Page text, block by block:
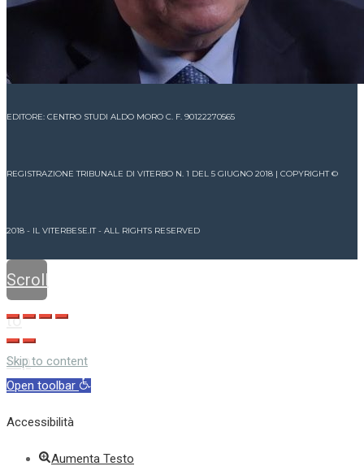
EDITORE: CENTRO STUDI ALDO MORO C. F. 90122270565
REGISTRAZIONE TRIBUNALE DI VITERBO N. 1 DEL 5 GIUGNO 2018 | COPYRIGHT ©
2018 - IL VITERBESE.IT - ALL RIGHTS RESERVED
Scroll
to
top
Skip to content
Open toolbar
Accessibilità
Aumenta Testo